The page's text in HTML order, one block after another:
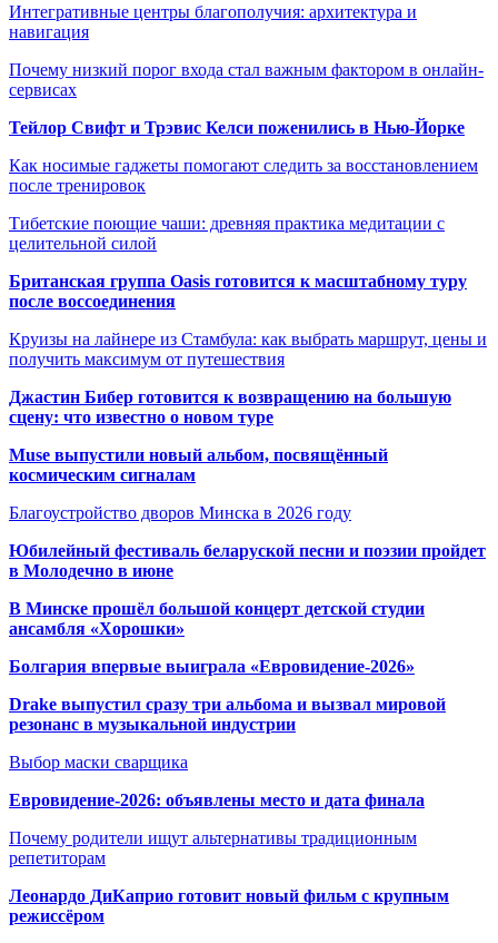
Интегративные центры благополучия: архитектура и
навигация
Почему низкий порог входа стал важным фактором в онлайн-
сервисах
Тейлор Свифт и Трэвис Келси поженились в Нью-Йорке
Как носимые гаджеты помогают следить за восстановлением
после тренировок
Тибетские поющие чаши: древняя практика медитации с
целительной силой
Британская группа Oasis готовится к масштабному туру
после воссоединения
Круизы на лайнере из Стамбула: как выбрать маршрут, цены и
получить максимум от путешествия
Джастин Бибер готовится к возвращению на большую
сцену: что известно о новом туре
Muse выпустили новый альбом, посвящённый
космическим сигналам
Благоустройство дворов Минска в 2026 году
Юбилейный фестиваль беларуской песни и поэзии пройдет
в Молодечно в июне
В Минске прошёл большой концерт детской студии
ансамбля «Хорошки»
Болгария впервые выиграла «Евровидение-2026»
Drake выпустил сразу три альбома и вызвал мировой
резонанс в музыкальной индустрии
Выбор маски сварщика
Евровидение-2026: объявлены место и дата финала
Почему родители ищут альтернативы традиционным
репетиторам
Леонардо ДиКаприо готовит новый фильм с крупным
режиссёром